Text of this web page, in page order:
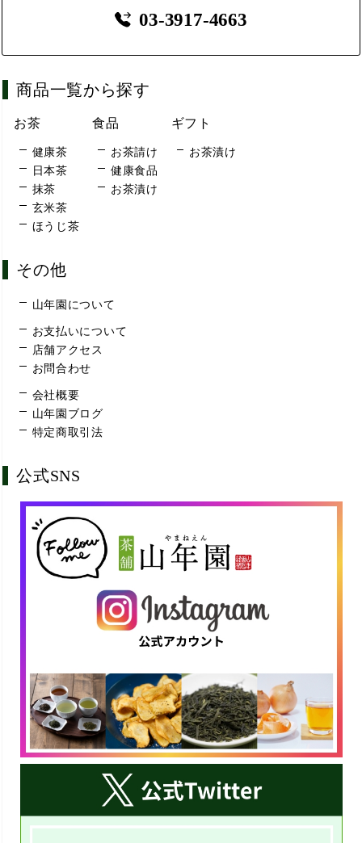
03-3917-4663
商品一覧から探す
お茶
健康茶
日本茶
抹茶
玄米茶
ほうじ茶
食品
お茶請け
健康食品
お茶漬け
ギフト
お茶漬け
その他
山年園について
お支払いについて
店舗アクセス
お問合わせ
会社概要
山年園ブログ
特定商取引法
公式SNS